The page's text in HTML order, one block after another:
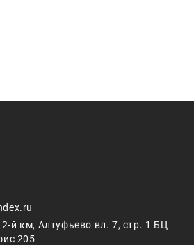
й км, Алтуфьево вл. 7, стр. 1 БЦ
205